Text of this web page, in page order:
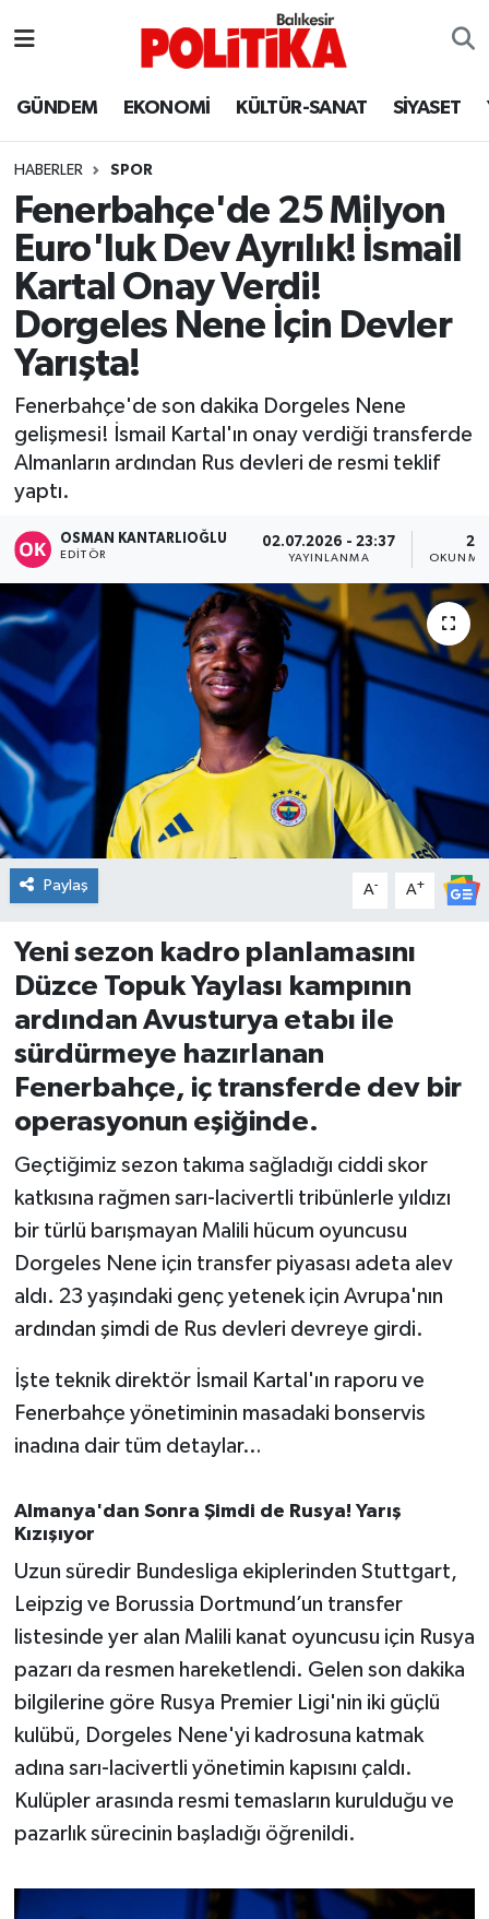
GÜNDEM EKONOMİ KÜLTÜR-SANAT SİYASET
HABERLER SPOR
Fenerbahçe'de 25 Milyon
Euro'luk Dev Ayrılık! İsmail
Kartal Onay Verdi!
Dorgeles Nene İçin Devler
Yarışta!
Fenerbahçe'de son dakika Dorgeles Nene
gelişmesi! İsmail Kartal'ın onay verdiği transferde
Almanların ardından Rus devleri de resmi teklif
yaptı.
OSMAN KANTARLIOĞLU
EDITÖR
02.07.2026 - 23:37
YAYINLANMA
2
OKUNMA
Paylaş A- A+
Yeni sezon kadro planlamasını
Düzce Topuk Yaylası kampının
ardından Avusturya etabı ile
sürdürmeye hazırlanan
Fenerbahçe, iç transferde dev bir
operasyonun eşiğinde.
Geçtiğimiz sezon takıma sağladığı ciddi skor
katkısına rağmen sarı-lacivertli tribünlerle yıldızı
bir türlü barışmayan Malili hücum oyuncusu
Dorgeles Nene için transfer piyasası adeta alev
aldı. 23 yaşındaki genç yetenek için Avrupa'nın
ardından şimdi de Rus devleri devreye girdi.
İşte teknik direktör İsmail Kartal'ın raporu ve
Fenerbahçe yönetiminin masadaki bonservis
inadına dair tüm detaylar…
Almanya'dan Sonra Şimdi de Rusya! Yarış
Kızışıyor
Uzun süredir Bundesliga ekiplerinden Stuttgart,
Leipzig ve Borussia Dortmund’un transfer
listesinde yer alan Malili kanat oyuncusu için Rusya
pazarı da resmen hareketlendi. Gelen son dakika
bilgilerine göre Rusya Premier Ligi'nin iki güçlü
kulübü, Dorgeles Nene'yi kadrosuna katmak
adına sarı-lacivertli yönetimin kapısını çaldı.
Kulüpler arasında resmi temasların kurulduğu ve
pazarlık sürecinin başladığı öğrenildi.
Ayvalık
Bandırma
Bigadiç
BİYOGRAFİLER
Burhaniye
ÇEVRE
DÜNYA
Dursunbey
Edremit
EĞİTİM
EKONOMİ
Erdek
Gömeç
Havran
İvrindi
KENT GÜNDEMİ
Kepsut
KÜLTÜR-SANAT
MAGAZİN
MANŞET
OLAY
Resmi İlanlar
Savaştepe
SEYAHAT
Sındırgı
Balıkesir Hava Durumu
Balıkesir Namaz Vakitleri
Balıkesir Trafik Yoğunluk Haritası
Süper Lig Puan Durumu ve Fikstür
Tüm Manşetler
Son Dakika Haberleri
Haber Arşivi